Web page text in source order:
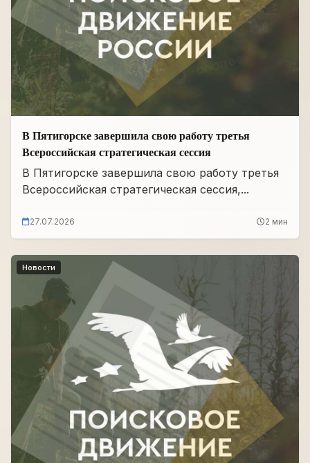
В Пятигорске завершила свою работу третья
Всероссийская стратегическая сессия
В Пятигорске завершила свою работу третья
Всероссийская стратегическая сессия,...
27.07.2026 2 мин
Новости